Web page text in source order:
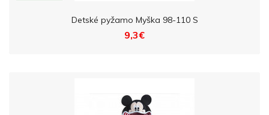
Detské pyžamo Myška 98-110 S
9,3€